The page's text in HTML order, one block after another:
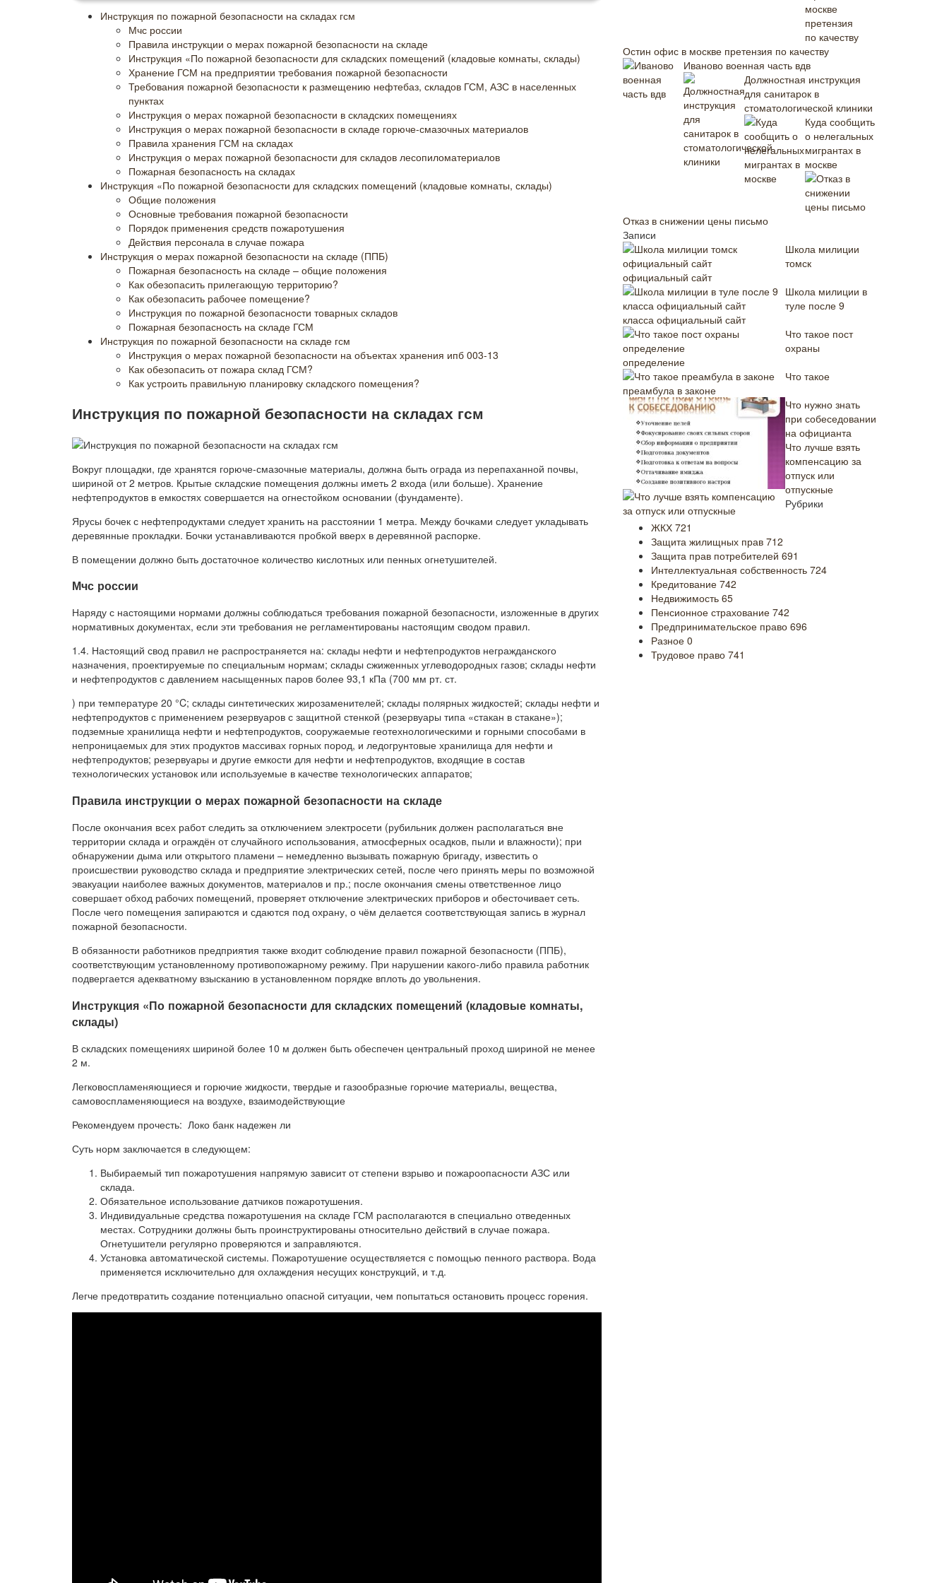
Инструкция по пожарной безопасности на складах гсм
Мчс россии
Правила инструкции о мерах пожарной безопасности на складе
Инструкция «По пожарной безопасности для складских помещений (кладовые комнаты, склады)
Хранение ГСМ на предприятии требования пожарной безопасности
Требования пожарной безопасности к размещению нефтебаз, складов ГСМ, АЗС в населенных
пунктах
Инструкция о мерах пожарной безопасности в складских помещениях
Инструкция о мерах пожарной безопасности в складе горюче-смазочных материалов
Правила хранения ГСМ на складах
Инструкция о мерах пожарной безопасности для складов лесопиломатериалов
Пожарная безопасность на складах
Инструкция «По пожарной безопасности для складских помещений (кладовые комнаты, склады)
Общие положения
Основные требования пожарной безопасности
Порядок применения средств пожаротушения
Действия персонала в случае пожара
Инструкция о мерах пожарной безопасности на складе (ППБ)
Пожарная безопасность на складе – общие положения
Как обезопасить прилегающую территорию?
Как обезопасить рабочее помещение?
Инструкция по пожарной безопасности товарных складов
Пожарная безопасность на складе ГСМ
Инструкция по пожарной безопасности на складе гсм
Инструкция о мерах пожарной безопасности на объектах хранения ипб 003-13
Как обезопасить от пожара склад ГСМ?
Как устроить правильную планировку складского помещения?
Инструкция по пожарной безопасности на складах гсм
Вокруг площадки, где хранятся горюче-смазочные материалы, должна быть ограда из перепаханной почвы,
шириной от 2 метров. Крытые складские помещения должны иметь 2 входа (или больше). Хранение
нефтепродуктов в емкостях совершается на огнестойком основании (фундаменте).
Ярусы бочек с нефтепродуктами следует хранить на расстоянии 1 метра. Между бочками следует укладывать
деревянные прокладки. Бочки устанавливаются пробкой вверх в деревянной распорке.
В помещении должно быть достаточное количество кислотных или пенных огнетушителей.
Мчс россии
Наряду с настоящими нормами должны соблюдаться требования пожарной безопасности, изложенные в других
нормативных документах, если эти требования не регламентированы настоящим сводом правил.
1.4. Настоящий свод правил не распространяется на: склады нефти и нефтепродуктов негражданского
назначения, проектируемые по специальным нормам; склады сжиженных углеводородных газов; склады нефти
и нефтепродуктов с давлением насыщенных паров более 93,1 кПа (700 мм рт. ст.
) при температуре 20 °C; склады синтетических жирозаменителей; склады полярных жидкостей; склады нефти и
нефтепродуктов с применением резервуаров с защитной стенкой (резервуары типа «стакан в стакане»);
подземные хранилища нефти и нефтепродуктов, сооружаемые геотехнологическими и горными способами в
непроницаемых для этих продуктов массивах горных пород, и ледогрунтовые хранилища для нефти и
нефтепродуктов; резервуары и другие емкости для нефти и нефтепродуктов, входящие в состав
технологических установок или используемые в качестве технологических аппаратов;
Правила инструкции о мерах пожарной безопасности на складе
После окончания всех работ следить за отключением электросети (рубильник должен располагаться вне
территории склада и ограждён от случайного использования, атмосферных осадков, пыли и влажности); при
обнаружении дыма или открытого пламени – немедленно вызывать пожарную бригаду, известить о
происшествии руководство склада и предприятие электрических сетей, после чего принять меры по возможной
эвакуации наиболее важных документов, материалов и пр.; после окончания смены ответственное лицо
совершает обход рабочих помещений, проверяет отключение электрических приборов и обесточивает сеть.
После чего помещения запираются и сдаются под охрану, о чём делается соответствующая запись в журнал
пожарной безопасности.
В обязанности работников предприятия также входит соблюдение правил пожарной безопасности (ППБ),
соответствующим установленному противопожарному режиму. При нарушении какого-либо правила работник
подвергается адекватному взысканию в установленном порядке вплоть до увольнения.
Инструкция «По пожарной безопасности для складских помещений (кладовые комнаты,
склады)
В складских помещениях шириной более 10 м должен быть обеспечен центральный проход шириной не менее
2 м.
Легковоспламеняющиеся и горючие жидкости, твердые и газообразные горючие материалы, вещества,
самовоспламеняющиеся на воздухе, взаимодействующие
Рекомендуем прочесть: Локо банк надежен ли
Суть норм заключается в следующем:
Выбираемый тип пожаротушения напрямую зависит от степени взрыво и пожароопасности АЗС или
склада.
Обязательное использование датчиков пожаротушения.
Индивидуальные средства пожаротушения на складе ГСМ располагаются в специально отведенных
местах. Сотрудники должны быть проинструктированы относительно действий в случае пожара.
Огнетушители регулярно проверяются и заправляются.
Установка автоматической системы. Пожаротушение осуществляется с помощью пенного раствора. Вода
применяется исключительно для охлаждения несущих конструкций, и т.д.
Легче предотвратить создание потенциально опасной ситуации, чем попытаться остановить процесс горения.
Остин офис в москве претензия по качеству
Иваново военная часть вдв
Должностная инструкция
для санитарок в
стоматологической клиники
Куда сообщить
о нелегальных
мигрантах в
москве
Отказ в снижении цены письмо
Записи
Школа милиции
томск
официальный сайт
Школа милиции в
туле после 9
класса официальный сайт
Что такое пост
охраны
определение
Что такое
преамбула в законе
Что нужно знать
при собеседовании
на официанта
Что лучше взять
компенсацию за
отпуск или
отпускные
Рубрики
ЖКХ 721
Защита жилищных прав 712
Защита прав потребителей 691
Интеллектуальная собственность 724
Кредитование 742
Недвижимость 65
Пенсионное страхование 742
Предпринимательское право 696
Разное 0
Трудовое право 741